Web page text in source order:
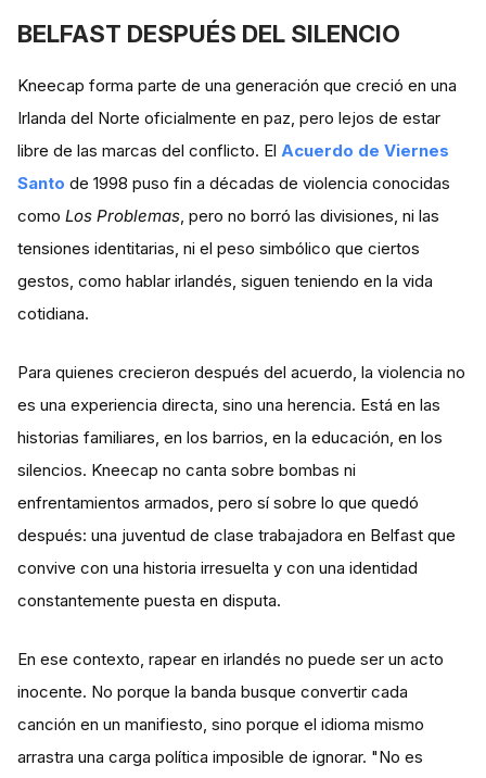
BELFAST DESPUÉS DEL SILENCIO
Kneecap forma parte de una generación que creció en una
Irlanda del Norte oficialmente en paz, pero lejos de estar
libre de las marcas del conflicto. El Acuerdo de Viernes
Santo de 1998 puso fin a décadas de violencia conocidas
como Los Problemas, pero no borró las divisiones, ni las
tensiones identitarias, ni el peso simbólico que ciertos
gestos, como hablar irlandés, siguen teniendo en la vida
cotidiana.
Para quienes crecieron después del acuerdo, la violencia no
es una experiencia directa, sino una herencia. Está en las
historias familiares, en los barrios, en la educación, en los
silencios. Kneecap no canta sobre bombas ni
enfrentamientos armados, pero sí sobre lo que quedó
después: una juventud de clase trabajadora en Belfast que
convive con una historia irresuelta y con una identidad
constantemente puesta en disputa.
En ese contexto, rapear en irlandés no puede ser un acto
inocente. No porque la banda busque convertir cada
canción en un manifiesto, sino porque el idioma mismo
arrastra una carga política imposible de ignorar. "No es